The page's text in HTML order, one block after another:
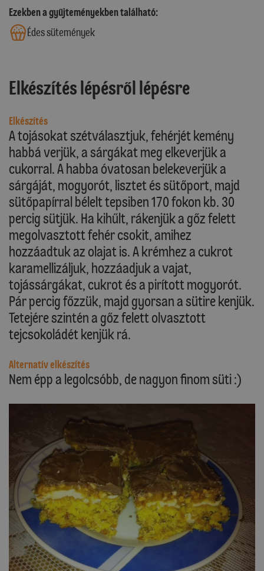
Ezekben a gyűjteményekben található:
Édes sütemények
Elkészítés lépésről lépésre
Elkészítés
A tojásokat szétválasztjuk, fehérjét kemény
habbá verjük, a sárgákat meg elkeverjük a
cukorral. A habba óvatosan belekeverjük a
sárgáját, mogyorót, lisztet és sütőport, majd
sütőpapírral bélelt tepsiben 170 fokon kb. 30
percig sütjük. Ha kihűlt, rákenjük a gőz felett
megolvasztott fehér csokit, amihez
hozzáadtuk az olajat is. A krémhez a cukrot
karamellizáljuk, hozzáadjuk a vajat,
tojássárgákat, cukrot és a pirított mogyorót.
Pár percig főzzük, majd gyorsan a sütire kenjük.
Tetejére szintén a gőz felett olvasztott
tejcsokoládét kenjük rá.
Alternatív elkészítés
Nem épp a legolcsóbb, de nagyon finom süti :)